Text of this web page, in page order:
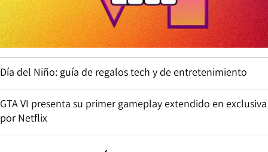
Día del Niño: guía de regalos tech y de entretenimiento
GTA VI presenta su primer gameplay extendido en exclusiva
por Netflix